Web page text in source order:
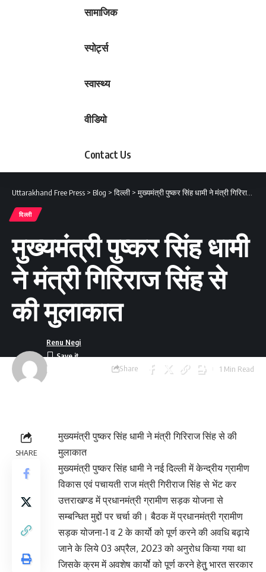
सामाजिक
स्पोर्ट्स
स्वास्थ्य
वीडियो
Contact Us
Uttarakhand Free Press > Blog >दिल्ली >मुख्यमंत्री पुष्कर सिंह धामी ने मंत्री गिरिराज सिंह से की मुलाकात
दिल्ली
मुख्यमंत्री पुष्कर सिंह धामी
ने मंत्री गिरिराज सिंह से
की मुलाकात
Last updated:
Renu Negi
Share 1 Min Read
SHARE
मुख्यमंत्री पुष्कर सिंह धामी ने मंत्री गिरिराज सिंह से की
मुलाकात
मुख्यमंत्री पुष्कर सिंह धामी ने नई दिल्ली में केन्द्रीय ग्रामीण
विकास एवं पचायती राज मंत्री गिरीराज सिंह से भेंट कर
उत्तराखण्ड में प्रधानमंत्री ग्रामीण सड़क योजना से
सम्बन्धित मुद्दों पर चर्चा की। बैठक में प्रधानमंत्री ग्रामीण
सड़क योजना-1 व 2 के कार्यो को पूर्ण करने की अवधि बढ़ाये
जाने के लिये 03 अप्रैल, 2023 को अनुरोध किया गया था
जिसके क्रम में अवशेष कार्योे को पूर्ण करने हेतुु भारत सरकार